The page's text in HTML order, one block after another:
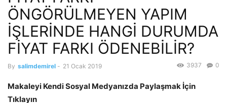
ÖNGÖRÜLMEYEN YAPIM
İŞLERİNDE HANGİ DURUMDA
FİYAT FARKI ÖDENEBİLİR?
By salimdemirel - 21 Ocak 2019 0
3937
Makaleyi Kendi Sosyal Medyanızda Paylaşmak İçin
Tıklayın